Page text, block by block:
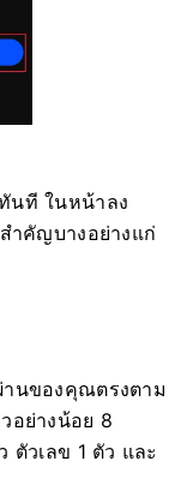
นที ในหน้าลง
ำคัญบางอย่างแก่
านของคุณตรงตาม
อย่างน้อย 8
วเลข 1 ตัว และ